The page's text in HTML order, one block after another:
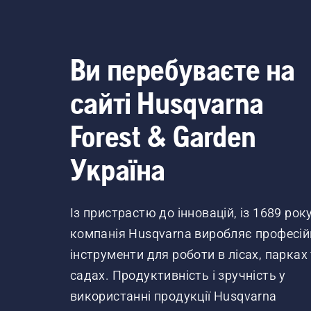
Ви перебуваєте на
сайті Husqvarna
Forest & Garden
Україна
Із пристрастю до інновацій, із 1689
компанія Husqvarna виробляє
інструменти для роботи в лісах, парках
садах. Продуктивність і зручність у
використанні продукції Husqvarna